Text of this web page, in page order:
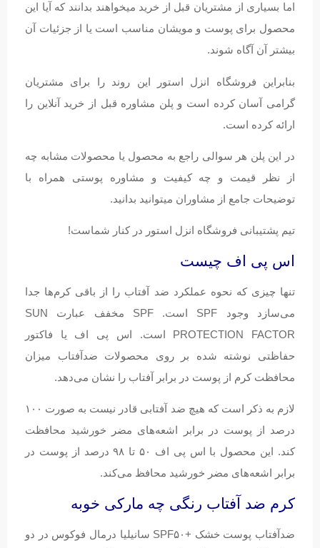
اما بسیاری از مشتریان قبل از خرید میخواهند بدانند که آیا این
محصول برای پوست و مویشان مناسب است یا از جزئیات آن
بیشتر آن آگاه شوند.
بنابراین فروشگاه انزل استور این روند را برای مشتریان
گرامی آسان کرده است و پلن مشاوره قبل از خرید آنلاین را
ارائه کرده است.
در این پلن هر سوالی راجع به محصول یا محصولات مشابه چه
از نظر قیمت و چه کیفیت و مشاوره پوستی همراه با
توضیحات جامع از مشاوران میتوانید بدانید.
تیم پشتیبانی فروشگاه انزل استور در کنار شماست!
اس پی اف چیست
تنها چیزی که نحوه عملکرد ضد آفتاب را از باقی کرم‌ها جدا
می‌سازد وجود SPF است. SPF مخفف عبارت SUN
PROTECTION FACTOR است. اس پی اف یا فاکتور
حفاظتی نوشته شده بر روی محصولات ضدآفتاب میزان
محافظت کرم از پوست در برابر آفتاب را نشان می‌دهد.
لازم به ذکر است که هیچ ضد آفتابی قادر نیست به صورت ۱۰۰
درصد از پوست در برابر اشعه‌های مضر خورشید محافظت
کند. این محصول با اس پی اف ۵۰ تا ۹۸ درصد از پوست در
برابر اشعه‌های مضر خورشید محافظ می‌کند.
کرم ضد آفتاب رنگی چه مارکی خوبه
ضدآفتاب پوست خشک +SPF۵۰ سانیلیا درمال فوکوس در دو